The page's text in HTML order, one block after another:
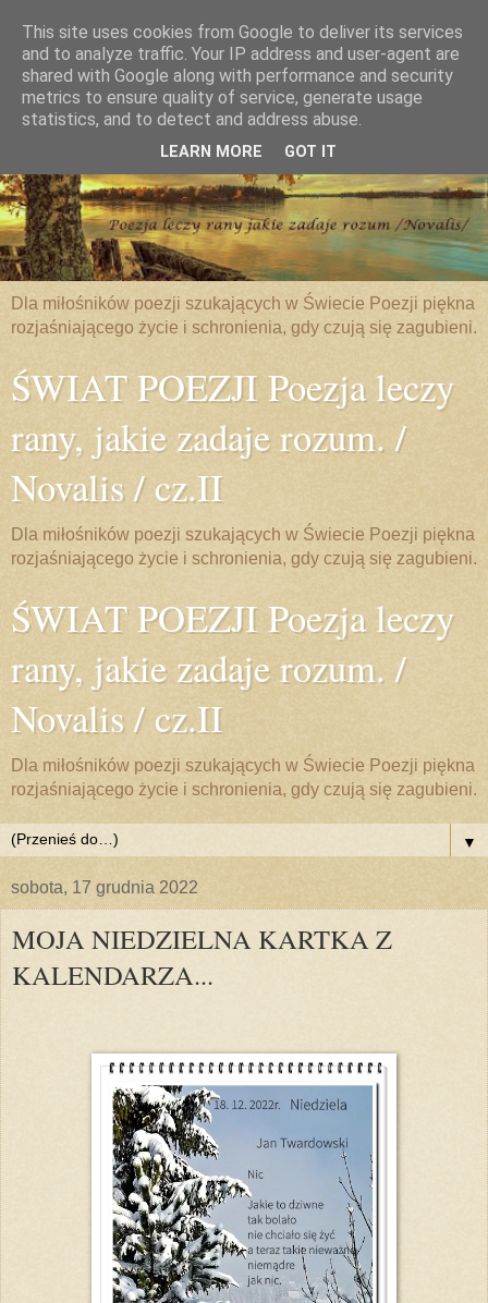
Dla miłośników poezji szukających w Świecie Poezji piękna
rozjaśniającego życie i schronienia, gdy czują się zagubieni.
ŚWIAT POEZJI Poezja leczy
rany, jakie zadaje rozum. /
Novalis / cz.II
Dla miłośników poezji szukających w Świecie Poezji piękna
rozjaśniającego życie i schronienia, gdy czują się zagubieni.
ŚWIAT POEZJI Poezja leczy
rany, jakie zadaje rozum. /
Novalis / cz.II
Dla miłośników poezji szukających w Świecie Poezji piękna
rozjaśniającego życie i schronienia, gdy czują się zagubieni.
▼
sobota, 17 grudnia 2022
MOJA NIEDZIELNA KARTKA Z
KALENDARZA...
This site uses cookies from Google to deliver its services
and to analyze traffic. Your IP address and user-agent are
shared with Google along with performance and security
metrics to ensure quality of service, generate usage
statistics, and to detect and address abuse.
LEARN MORE GOT IT